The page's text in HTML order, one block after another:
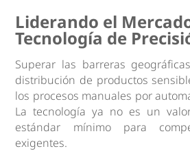
Liderando el
Tecnología de
Superar las barreras
distribución de productos
los procesos manuales por
La tecnología ya no es un
estándar mínimo para
exigentes.